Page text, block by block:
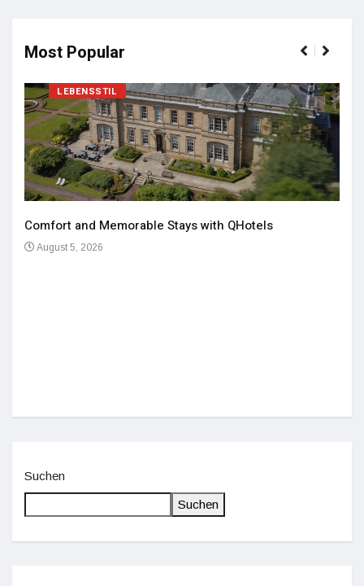
Most Popular
LEBENSSTIL
Comfort and Memorable Stays with QHotels
August 5, 2026
Suchen
Suchen